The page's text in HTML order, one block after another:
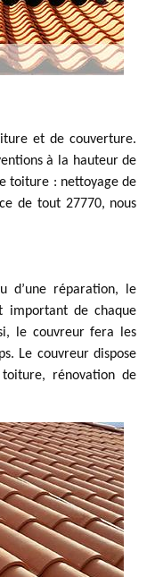
et de couverture.
à la hauteur de
toiture : nettoyage de
de tout 27770, nous
d’une réparation, le
important de chaque
le couvreur fera les
Le couvreur dispose
rénovation de